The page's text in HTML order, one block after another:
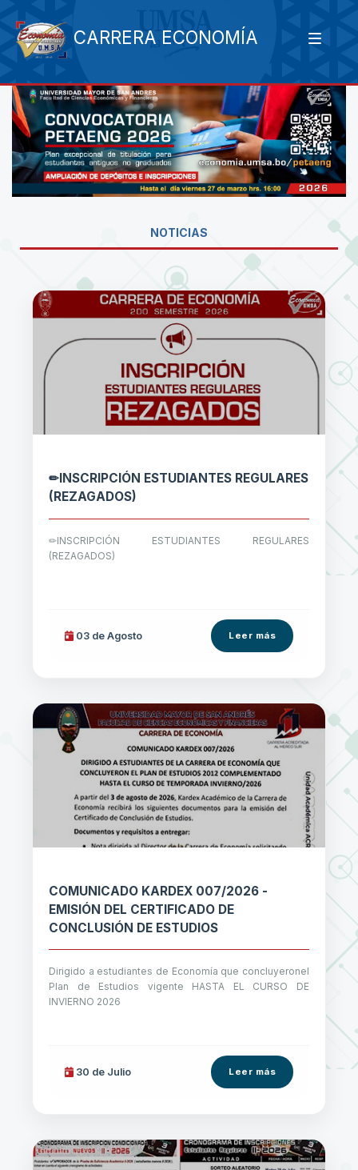
CARRERA ECONOMÍA
NOTICIAS
✏INSCRIPCIÓN ESTUDIANTES REGULARES
(REZAGADOS)
✏INSCRIPCIÓN ESTUDIANTES REGULARES
(REZAGADOS)
03 de Agosto Leer más
COMUNICADO KARDEX 007/2026 -
EMISIÓN DEL CERTIFICADO DE
CONCLUSIÓN DE ESTUDIOS
Dirigido a estudiantes de Economía que concluyeronel
Plan de Estudios vigente HASTA EL CURSO DE
INVIERNO 2026
30 de Julio Leer más